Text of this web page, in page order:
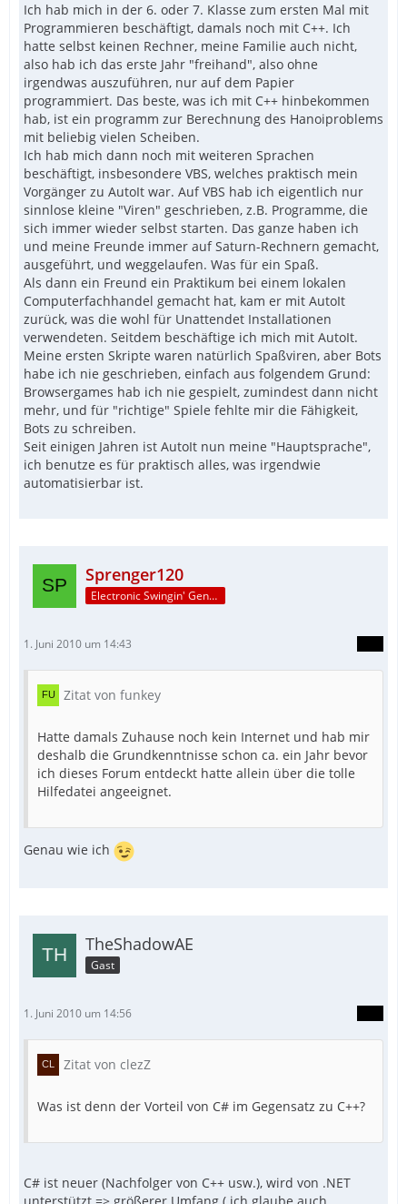
Ich hab mich in der 6. oder 7. Klasse zum ersten Mal mit
Programmieren beschäftigt, damals noch mit C++. Ich
hatte selbst keinen Rechner, meine Familie auch nicht,
also hab ich das erste Jahr "freihand", also ohne
irgendwas auszuführen, nur auf dem Papier
programmiert. Das beste, was ich mit C++ hinbekommen
hab, ist ein programm zur Berechnung des Hanoiproblems
mit beliebig vielen Scheiben.
Ich hab mich dann noch mit weiteren Sprachen
beschäftigt, insbesondere VBS, welches praktisch mein
Vorgänger zu AutoIt war. Auf VBS hab ich eigentlich nur
sinnlose kleine "Viren" geschrieben, z.B. Programme, die
sich immer wieder selbst starten. Das ganze haben ich
und meine Freunde immer auf Saturn-Rechnern gemacht,
ausgeführt, und weggelaufen. Was für ein Spaß.
Als dann ein Freund ein Praktikum bei einem lokalen
Computerfachhandel gemacht hat, kam er mit AutoIt
zurück, was die wohl für Unattendet Installationen
verwendeten. Seitdem beschäftige ich mich mit AutoIt.
Meine ersten Skripte waren natürlich Spaßviren, aber Bots
habe ich nie geschrieben, einfach aus folgendem Grund:
Browsergames hab ich nie gespielt, zumindest dann nicht
mehr, und für "richtige" Spiele fehlte mir die Fähigkeit,
Bots zu schreiben.
Seit einigen Jahren ist AutoIt nun meine "Hauptsprache",
ich benutze es für praktisch alles, was irgendwie
automatisierbar ist.
Sprenger120
Electronic Swingin' Gentleman
1. Juni 2010 um 14:43
Zitat von funkey
Hatte damals Zuhause noch kein Internet und hab mir
deshalb die Grundkenntnisse schon ca. ein Jahr bevor
ich dieses Forum entdeckt hatte allein über die tolle
Hilfedatei angeeignet.
Genau wie ich
TheShadowAE
Gast
1. Juni 2010 um 14:56
Zitat von clezZ
Was ist denn der Vorteil von C# im Gegensatz zu C++?
C# ist neuer (Nachfolger von C++ usw.), wird von .NET